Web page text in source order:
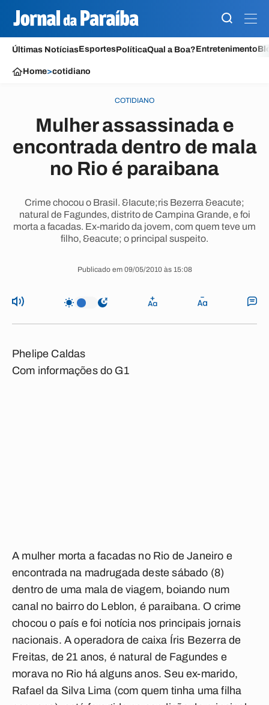
Últimas NotíciasEsportesPolíticaQual a Boa?Entretenimento
Home>cotidiano
COTIDIANO
Mulher assassinada e
encontrada dentro de mala
no Rio é paraibana
Crime chocou o Brasil. &Iacute;ris Bezerra &eacute;
natural de Fagundes, distrito de Campina Grande, e foi
morta a facadas. Ex-marido da jovem, com quem teve um
filho, &eacute; o principal suspeito.
Publicado em 09/05/2010 às 15:08
Phelipe Caldas
Com informações do G1
A mulher morta a facadas no Rio de Janeiro e
encontrada na madrugada deste sábado (8)
dentro de uma mala de viagem, boiando num
canal no bairro do Leblon, é paraibana. O crime
chocou o país e foi notícia nos principais jornais
nacionais. A operadora de caixa Íris Bezerra de
Freitas, de 21 anos, é natural de Fagundes e
morava no Rio há alguns anos. Seu ex-marido,
Rafael da Silva Lima (com quem tinha uma filha